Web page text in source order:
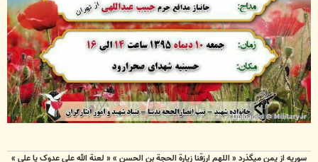
سوریه از یمن میگذرد « اللهم ارزقنا زيارة الحجة بن الحسن » « لعنة الله علی عدوک یا علی »